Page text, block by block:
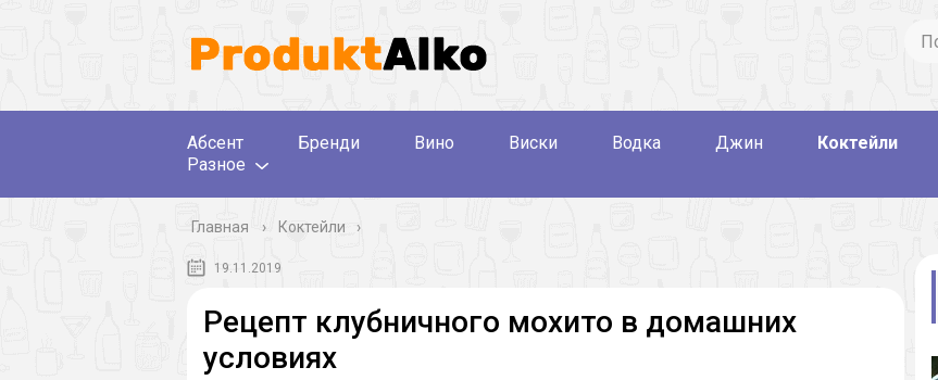
Абсент Бренди Вино Виски Водка Джин Коктейли
Разное
Главная › Коктейли
19.11.2019
Рецепт клубничного мохито в домашних
условиях